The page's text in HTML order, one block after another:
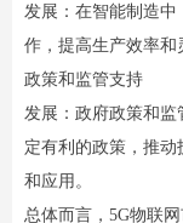
发展：在智能制造
作，提高生产效率和
政策和监管支持
发展：政府政策和监
定有利的政策，推动
和应用。
总体而言，5G物联